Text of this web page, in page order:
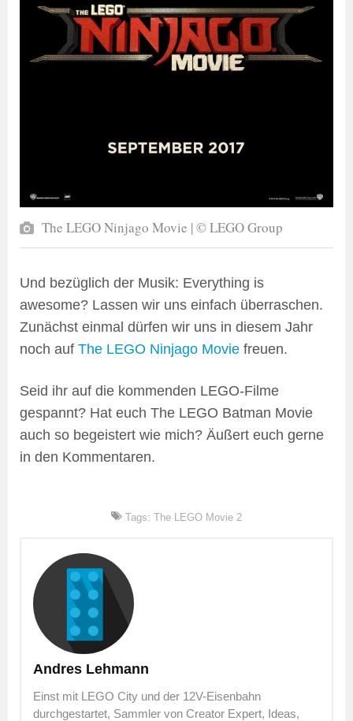
The LEGO Ninjago Movie | © LEGO Group
Und bezüglich der Musik: Everything is
awesome? Lassen wir uns einfach überraschen.
Zunächst einmal dürfen wir uns in diesem Jahr
noch auf The LEGO Ninjago Movie freuen.
Seid ihr auf die kommenden LEGO-Filme
gespannt? Hat euch The LEGO Batman Movie
auch so begeistert wie mich? Äußert euch gerne
in den Kommentaren.
Tags: The LEGO Movie 2
Andres Lehmann
Einst mit LEGO City und der 12V-Eisenbahn
durchgestartet, Sammler von Creator Expert, Ideas,